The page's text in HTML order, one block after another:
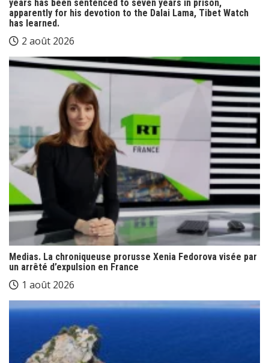
years has been sentenced to seven years in prison,
apparently for his devotion to the Dalai Lama, Tibet Watch
has learned.
2 août 2026
Medias. La chroniqueuse prorusse Xenia Fedorova visée par
un arrêté d’expulsion en France
1 août 2026